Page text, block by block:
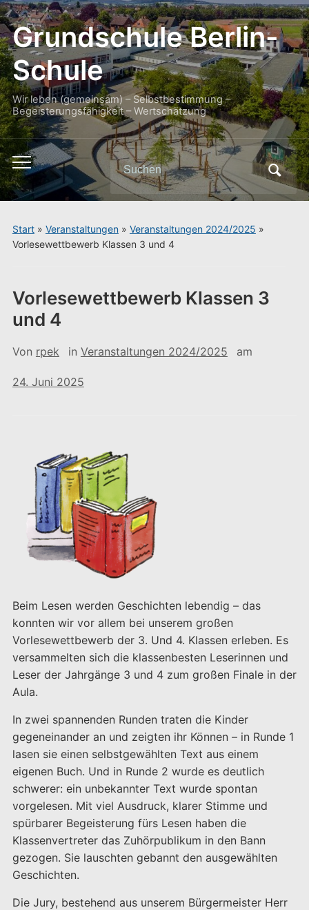
Grundschule Berlin-
Schule
Wir leben (gemeinsam) – Selbstbestimmung –
Begeisterungsfähigkeit – Wertschätzung
Toggle
mobile
menu
Search
for:
Start» Veranstaltungen» Veranstaltungen 2024/2025 »
Vorlesewettbewerb Klassen 3 und 4
Vorlesewettbewerb Klassen 3
und 4
Von rpek in Veranstaltungen 2024/2025 am
24. Juni 2025
Beim Lesen werden Geschichten lebendig – das
konnten wir vor allem bei unserem großen
Vorlesewettbewerb der 3. Und 4. Klassen erleben. Es
versammelten sich die klassenbesten Leserinnen und
Leser der Jahrgänge 3 und 4 zum großen Finale in der
Aula.
In zwei spannenden Runden traten die Kinder
gegeneinander an und zeigten ihr Können – in Runde 1
lasen sie einen selbstgewählten Text aus einem
eigenen Buch. Und in Runde 2 wurde es deutlich
schwerer: ein unbekannter Text wurde spontan
vorgelesen. Mit viel Ausdruck, klarer Stimme und
spürbarer Begeisterung fürs Lesen haben die
Klassenvertreter das Zuhörpublikum in den Bann
gezogen. Sie lauschten gebannt den ausgewählten
Geschichten.
Die Jury, bestehend aus unserem Bürgermeister Herr